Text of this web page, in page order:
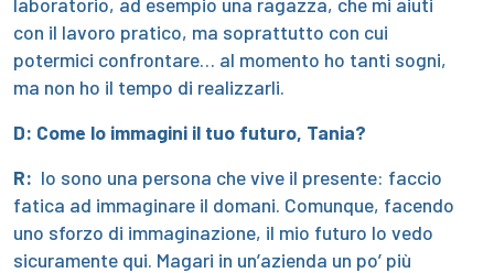
con il lavoro pratico, ma soprattutto con cui
potermici confrontare… al momento ho tanti sogni,
ma non ho il tempo di realizzarli.
D: Come lo immagini il tuo futuro, Tania?
R: Io sono una persona che vive il presente: faccio
fatica ad immaginare il domani. Comunque, facendo
uno sforzo di immaginazione, il mio futuro lo vedo
sicuramente qui. Magari in un’azienda un po’ più